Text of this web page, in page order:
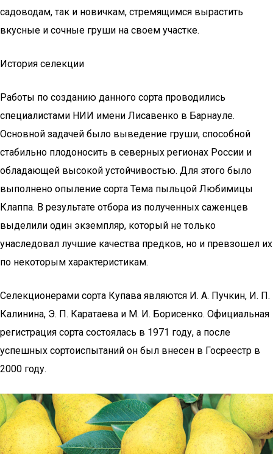
садоводам, так и новичкам, стремящимся вырастить
вкусные и сочные груши на своем участке.
История селекции
Работы по созданию данного сорта проводились
специалистами НИИ имени Лисавенко в Барнауле.
Основной задачей было выведение груши, способной
стабильно плодоносить в северных регионах России и
обладающей высокой устойчивостью. Для этого было
выполнено опыление сорта Тема пыльцой Любимицы
Клаппа. В результате отбора из полученных саженцев
выделили один экземпляр, который не только
унаследовал лучшие качества предков, но и превзошел их
по некоторым характеристикам.
Селекционерами сорта Купава являются И. А. Пучкин, И. П.
Калинина, Э. П. Каратаева и М. И. Борисенко. Официальная
регистрация сорта состоялась в 1971 году, а после
успешных сортоиспытаний он был внесен в Госреестр в
2000 году.